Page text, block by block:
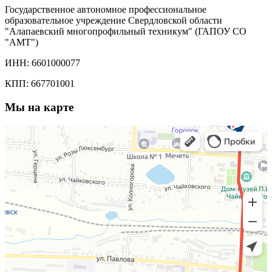
Государственное автономное профессиональное
образовательное учреждение Свердловской области
"Алапаевский многопрофильный техникум" (ГАПОУ СО
"АМТ")
ИНН: 6601000077
КПП: 667701001
Мы на карте